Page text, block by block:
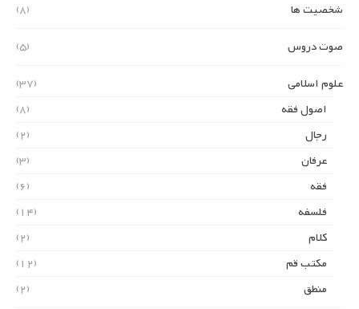
شخصیت ها
(8)
صوت دروس
(5)
علوم اسلامی
(37)
اصول فقه
(8)
رجال
(2)
عرفان
(3)
فقه
(6)
فلسفه
(14)
کلام
(2)
مکتب قم
(12)
منطق
(2)